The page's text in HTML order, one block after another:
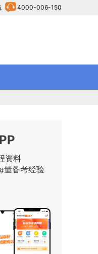
4000-006-150
资料
量备考经验